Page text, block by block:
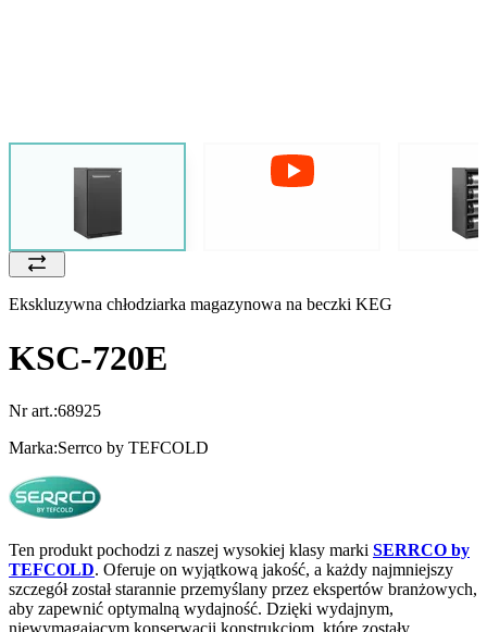
Ekskluzywna chłodziarka magazynowa na beczki KEG
KSC-720E
Nr art.:68925
Marka:Serrco by TEFCOLD
Ten produkt pochodzi z naszej wysokiej klasy marki SERRCO by
TEFCOLD. Oferuje on wyjątkową jakość, a każdy najmniejszy
szczegół został starannie przemyślany przez ekspertów branżowych,
aby zapewnić optymalną wydajność. Dzięki wydajnym,